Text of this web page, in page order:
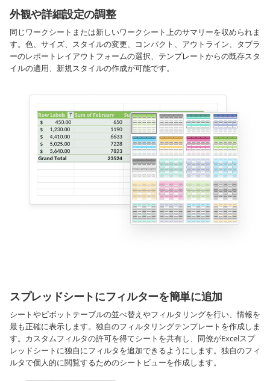
外観や詳細設定の調整
同じワークシートまたは新しいワークシート上のサマリーを収められま
す。色、サイズ、スタイルの変更、コンパクト、アウトライン、タブラ
ーのレポートレイアウトフォームの選択、テンプレートからの既存スタ
イルの適用、新規スタイルの作成が可能です。
スプレッドシートにフィルターを簡単に追加
シートやピボットテーブルの並べ替えやフィルタリングを行い、情報を
最も正確に表示します。独自のフィルタリングテンプレートを作成しま
す。カスタムフィルタの許可を得てシートを共有し、同僚がExcelスプ
レッドシートに独自にフィルタを追加できるようにします。独自のフィ
ルタで個人的に閲覧するためのシートビューを作成します。